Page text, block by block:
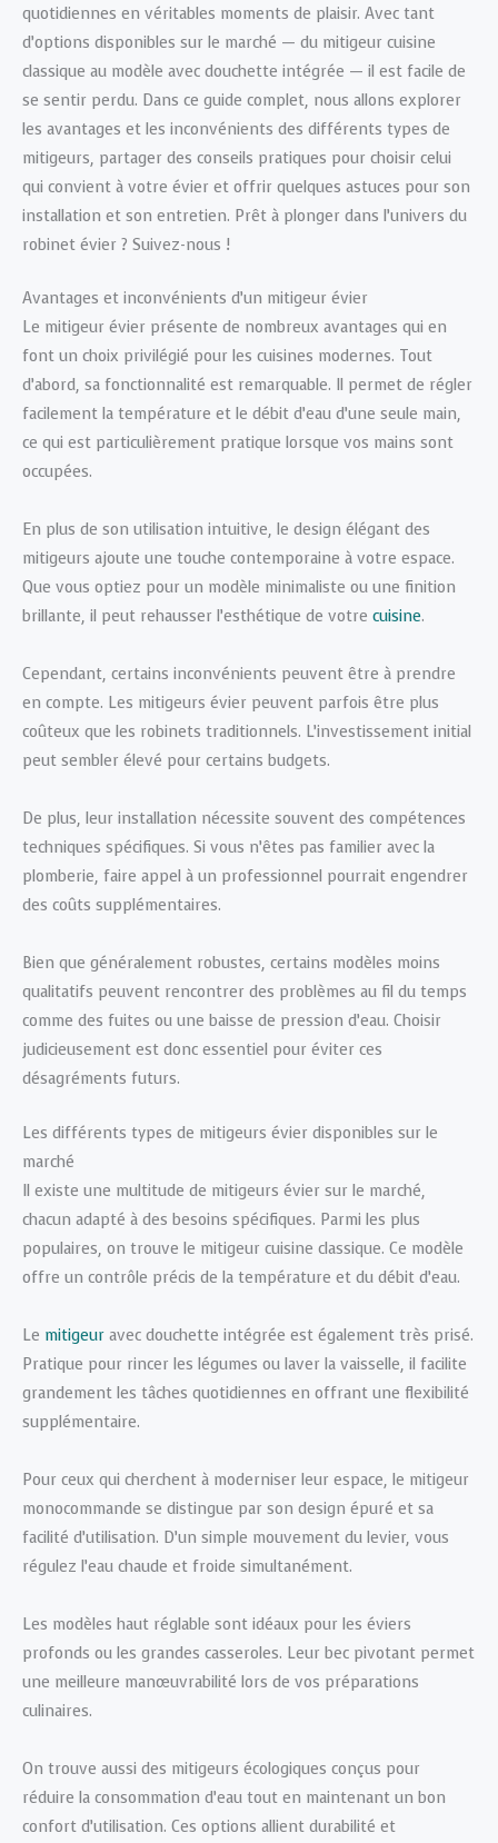
quotidiennes en véritables moments de plaisir. Avec tant
d’options disponibles sur le marché — du mitigeur cuisine
classique au modèle avec douchette intégrée — il est facile de
se sentir perdu. Dans ce guide complet, nous allons explorer
les avantages et les inconvénients des différents types de
mitigeurs, partager des conseils pratiques pour choisir celui
qui convient à votre évier et offrir quelques astuces pour son
installation et son entretien. Prêt à plonger dans l’univers du
robinet évier ? Suivez-nous !
Avantages et inconvénients d’un mitigeur évier
Le mitigeur évier présente de nombreux avantages qui en
font un choix privilégié pour les cuisines modernes. Tout
d’abord, sa fonctionnalité est remarquable. Il permet de régler
facilement la température et le débit d’eau d’une seule main,
ce qui est particulièrement pratique lorsque vos mains sont
occupées.
En plus de son utilisation intuitive, le design élégant des
mitigeurs ajoute une touche contemporaine à votre espace.
Que vous optiez pour un modèle minimaliste ou une finition
brillante, il peut rehausser l’esthétique de votre cuisine.
Cependant, certains inconvénients peuvent être à prendre
en compte. Les mitigeurs évier peuvent parfois être plus
coûteux que les robinets traditionnels. L’investissement initial
peut sembler élevé pour certains budgets.
De plus, leur installation nécessite souvent des compétences
techniques spécifiques. Si vous n’êtes pas familier avec la
plomberie, faire appel à un professionnel pourrait engendrer
des coûts supplémentaires.
Bien que généralement robustes, certains modèles moins
qualitatifs peuvent rencontrer des problèmes au fil du temps
comme des fuites ou une baisse de pression d’eau. Choisir
judicieusement est donc essentiel pour éviter ces
désagréments futurs.
Les différents types de mitigeurs évier disponibles sur le
marché
Il existe une multitude de mitigeurs évier sur le marché,
chacun adapté à des besoins spécifiques. Parmi les plus
populaires, on trouve le mitigeur cuisine classique. Ce modèle
offre un contrôle précis de la température et du débit d’eau.
Le mitigeur avec douchette intégrée est également très prisé.
Pratique pour rincer les légumes ou laver la vaisselle, il facilite
grandement les tâches quotidiennes en offrant une flexibilité
supplémentaire.
Pour ceux qui cherchent à moderniser leur espace, le mitigeur
monocommande se distingue par son design épuré et sa
facilité d’utilisation. D’un simple mouvement du levier, vous
régulez l’eau chaude et froide simultanément.
Les modèles haut réglable sont idéaux pour les éviers
profonds ou les grandes casseroles. Leur bec pivotant permet
une meilleure manœuvrabilité lors de vos préparations
culinaires.
On trouve aussi des mitigeurs écologiques conçus pour
réduire la consommation d’eau tout en maintenant un bon
confort d’utilisation. Ces options allient durabilité et